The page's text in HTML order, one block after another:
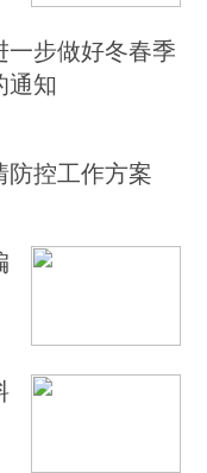
一步做好冬春季
通知
防控工作方案